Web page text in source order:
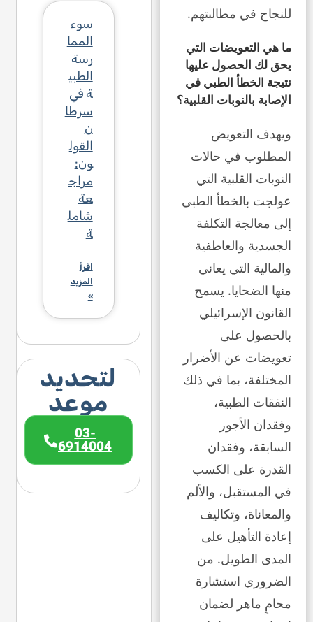
للنجاح في مطالبتهم.
ما هي التعويضات التي
يحق لك الحصول عليها
نتيجة الخطأ الطبي في
الإصابة بالنوبات القلبية؟
ويهدف التعويض
المطلوب في حالات
النوبات القلبية التي
عولجت بالخطأ الطبي
إلى معالجة التكلفة
الجسدية والعاطفية
والمالية التي يعاني
منها الضحايا. يسمح
القانون الإسرائيلي
بالحصول على
تعويضات عن الأضرار
المختلفة، بما في ذلك
النفقات الطبية،
وفقدان الأجور
السابقة، وفقدان
القدرة على الكسب
في المستقبل، والألم
والمعاناة، وتكاليف
إعادة التأهيل على
المدى الطويل. من
الضروري استشارة
محامٍ ماهر لضمان
سوء
المما
رسة
الطبي
ة في
سرطا
ن
القول
ون:
مراج
عة
شامل
ة
اقرأ
المزيد
»
لتحديد
موعد
03-
6914004